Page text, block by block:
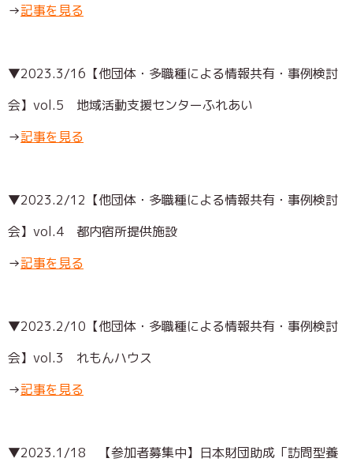
→記事を見る
▼2023.3/16 【他団体・多職種による情報共有・事例検討
会】vol.5 地域活動支援センターふれあい
→記事を見る
▼2023.2/12【他団体・多職種による情報共有・事例検討
会】vol.4 都内宿所提供施設
→記事を見る
▼2023.2/10【他団体・多職種による情報共有・事例検討
会】vol.3 れもんハウス
→記事を見る
▼2023.1/18
【参加者募集中】日本財団助成「訪問型養